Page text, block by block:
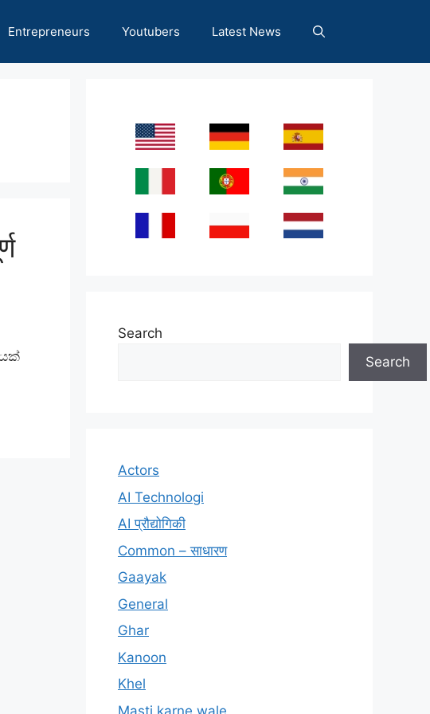
Entrepreneurs Youtubers Latest News
Search
Search
Actors
AI Technologi
AI प्रौद्योगिकी
Common – साधारण
Gaayak
General
Ghar
Kanoon
Khel
Masti karne wale